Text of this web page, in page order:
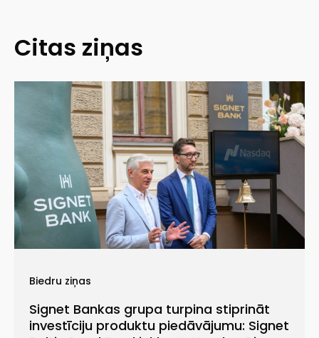
Citas ziņas
Biedru ziņas
Signet Bankas grupa turpina stiprināt
investīciju produktu piedāvājumu: Signet